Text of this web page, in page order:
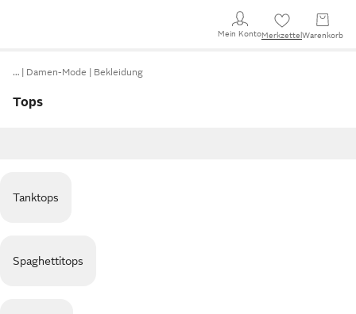
Mein KontoMerkzettel Warenkorb
… Damen-Mode Bekleidung
Tops
Tanktops
Spaghettitops